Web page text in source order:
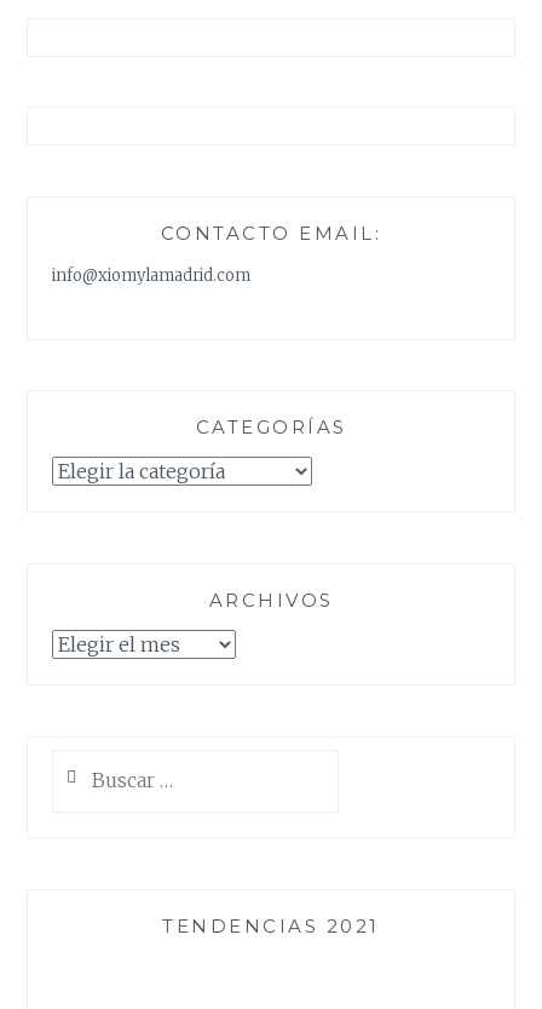
CONTACTO EMAIL:
info@xiomylamadrid.com
CATEGORÍAS
Categorías
ARCHIVOS
Archivos
TENDENCIAS 2021